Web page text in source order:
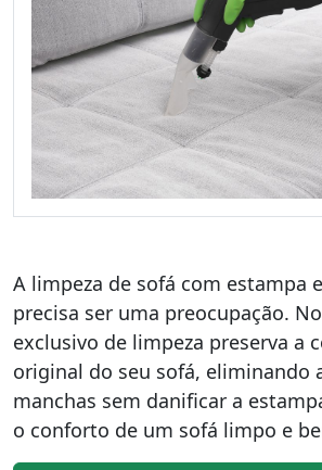
A limpeza de sofá com estampa
precisa ser uma preocupação.
exclusivo de limpeza preserva a
original do seu sofá, eliminando
manchas sem danificar a
o conforto de um sofá limpo e